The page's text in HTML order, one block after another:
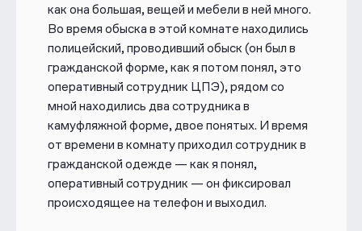
как она большая, вещей и мебели в ней много.
Во время обыска в этой комнате находились
полицейский, проводивший обыск (он был в
гражданской форме, как я потом понял, это
оперативный сотрудник ЦПЭ), рядом со
мной находились два сотрудника в
камуфляжной форме, двое понятых. И время
от времени в комнату приходил сотрудник в
гражданской одежде — как я понял,
оперативный сотрудник — он фиксировал
происходящее на телефон и выходил.